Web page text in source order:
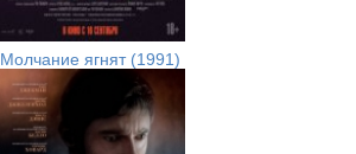
Молчание ягнят (1991)